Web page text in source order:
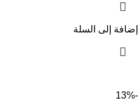
إضافة إلى السلة
-13%